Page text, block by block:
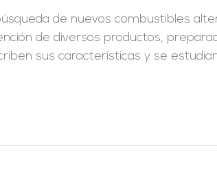
de nuevos combustibles
de diversos productos,
sus características y se